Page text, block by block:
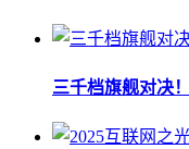
三千档旗舰对决